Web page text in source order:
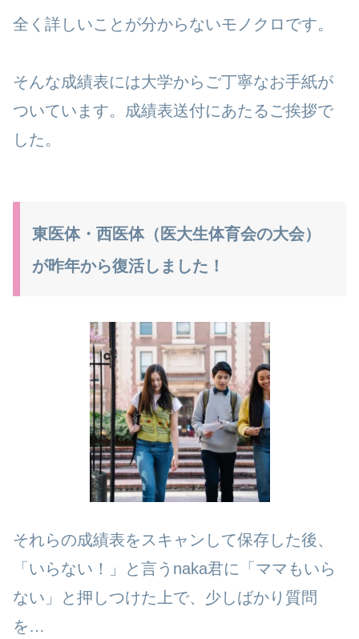
全く詳しいことが分からないモノクロです。
そんな成績表には大学からご丁寧なお手紙が
ついています。成績表送付にあたるご挨拶で
した。
東医体・西医体（医大生体育会の大会）
が昨年から復活しました！
それらの成績表をスキャンして保存した後、
「いらない！」と言うnaka君に「ママもいら
ない」と押しつけた上で、少しばかり質問
を…